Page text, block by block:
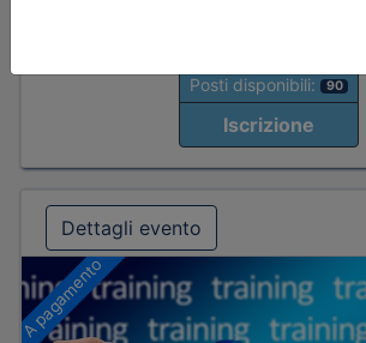
Posti disponibili: 90
Iscrizione
Dettagli evento
A pagamento